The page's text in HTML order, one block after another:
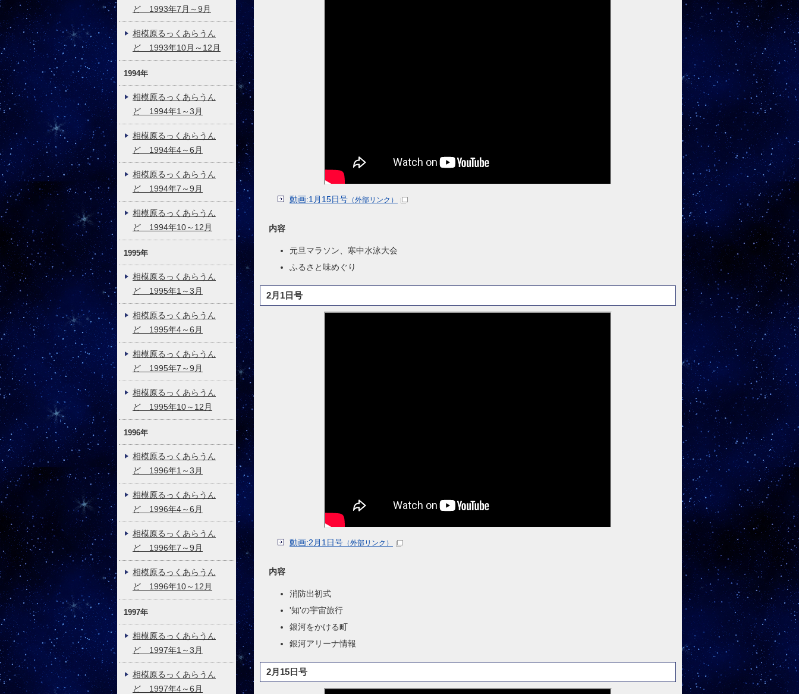
動画:1月15日号 （外部リンク）
内容
元旦マラソン、寒中水泳大会
ふるさと味めぐり
2月1日号
動画:2月1日号 （外部リンク）
内容
消防出初式
'知'の宇宙旅行
銀河をかける町
銀河アリーナ情報
2月15日号
ど 1993年7月～9月
相模原るっくあらうん
ど 1993年10月～12月
1994年
相模原るっくあらうん
ど 1994年1～3月
相模原るっくあらうん
ど 1994年4～6月
相模原るっくあらうん
ど 1994年7～9月
相模原るっくあらうん
ど 1994年10～12月
1995年
相模原るっくあらうん
ど 1995年1～3月
相模原るっくあらうん
ど 1995年4～6月
相模原るっくあらうん
ど 1995年7～9月
相模原るっくあらうん
ど 1995年10～12月
1996年
相模原るっくあらうん
ど 1996年1～3月
相模原るっくあらうん
ど 1996年4～6月
相模原るっくあらうん
ど 1996年7～9月
相模原るっくあらうん
ど 1996年10～12月
1997年
相模原るっくあらうん
ど 1997年1～3月
相模原るっくあらうん
ど 1997年4～6月